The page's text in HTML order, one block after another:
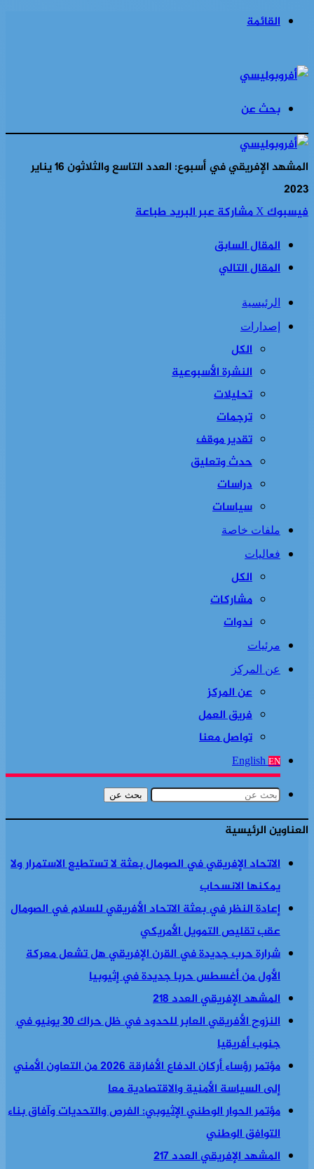
القائمة
بحث عن
المشهد الإفريقي في أسبوع: العدد التاسع والثلاثون 16 يناير
2023
فيسبوك‫Xمشاركة عبر البريدطباعة
المقال السابق
المقال التالي
الرئيسية
إصدارات
الكل
النشرة الأسبوعية
تحليلات
ترجمات
تقدير موقف
حدث وتعليق
دراسات
سياسات
ملفات خاصة
فعاليات
الكل
مشاركات
ندوات
مرئيات
عن المركز
عن المركز
فريق العمل
تواصل معنا
English EN
بحث عن
العناوين الرئيسية
الاتحاد الإفريقي في الصومال بعثة لا تستطيع الاستمرار ولا
يمكنها الانسحاب
إعادة النظر في بعثة الاتحاد الأفريقي للسلام في الصومال
عقب تقليص التمويل الأمريكي
شرارة حرب جديدة في القرن الإفريقي هل تشعل معركة
الأول من أغسطس حربا جديدة في إثيوبيا
المشهد الإفريقي العدد 218
النزوح الأفريقي العابر للحدود في ظل حراك 30 يونيو في
جنوب أفريقيا
مؤتمر رؤساء أركان الدفاع الأفارقة 2026 من التعاون الأمني
إلى السياسة الأمنية والاقتصادية معا
مؤتمر الحوار الوطني الإثيوبي: الفرص والتحديات وآفاق بناء
التوافق الوطني
المشهد الإفريقي العدد 217